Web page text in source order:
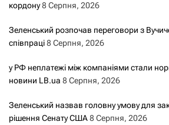
кордону8 Серпня, 2026
Зеленський розпочав переговори з
співпраці8 Серпня, 2026
у РФ неплатежі між компаніями стали
новини LB.ua 8 Серпня, 2026
Зеленський назвав головну умову для
рішення Сенату США8 Серпня, 2026